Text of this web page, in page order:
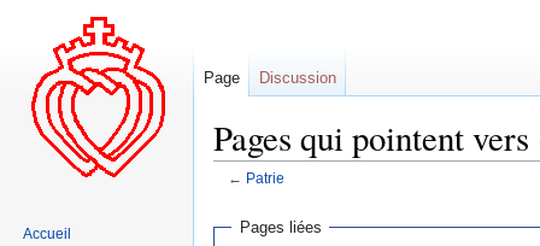
Pages qui pointent vers
← Patrie
Aller
AllerPages liées
Page Discussion
Accueil